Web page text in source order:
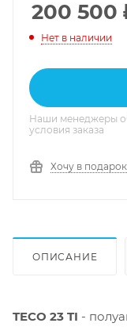
200 500
Нет в наличии
Наши менеджеры
условия заказа
Хочу в подарок
ОПИСАНИЕ
TECO 23 TI -